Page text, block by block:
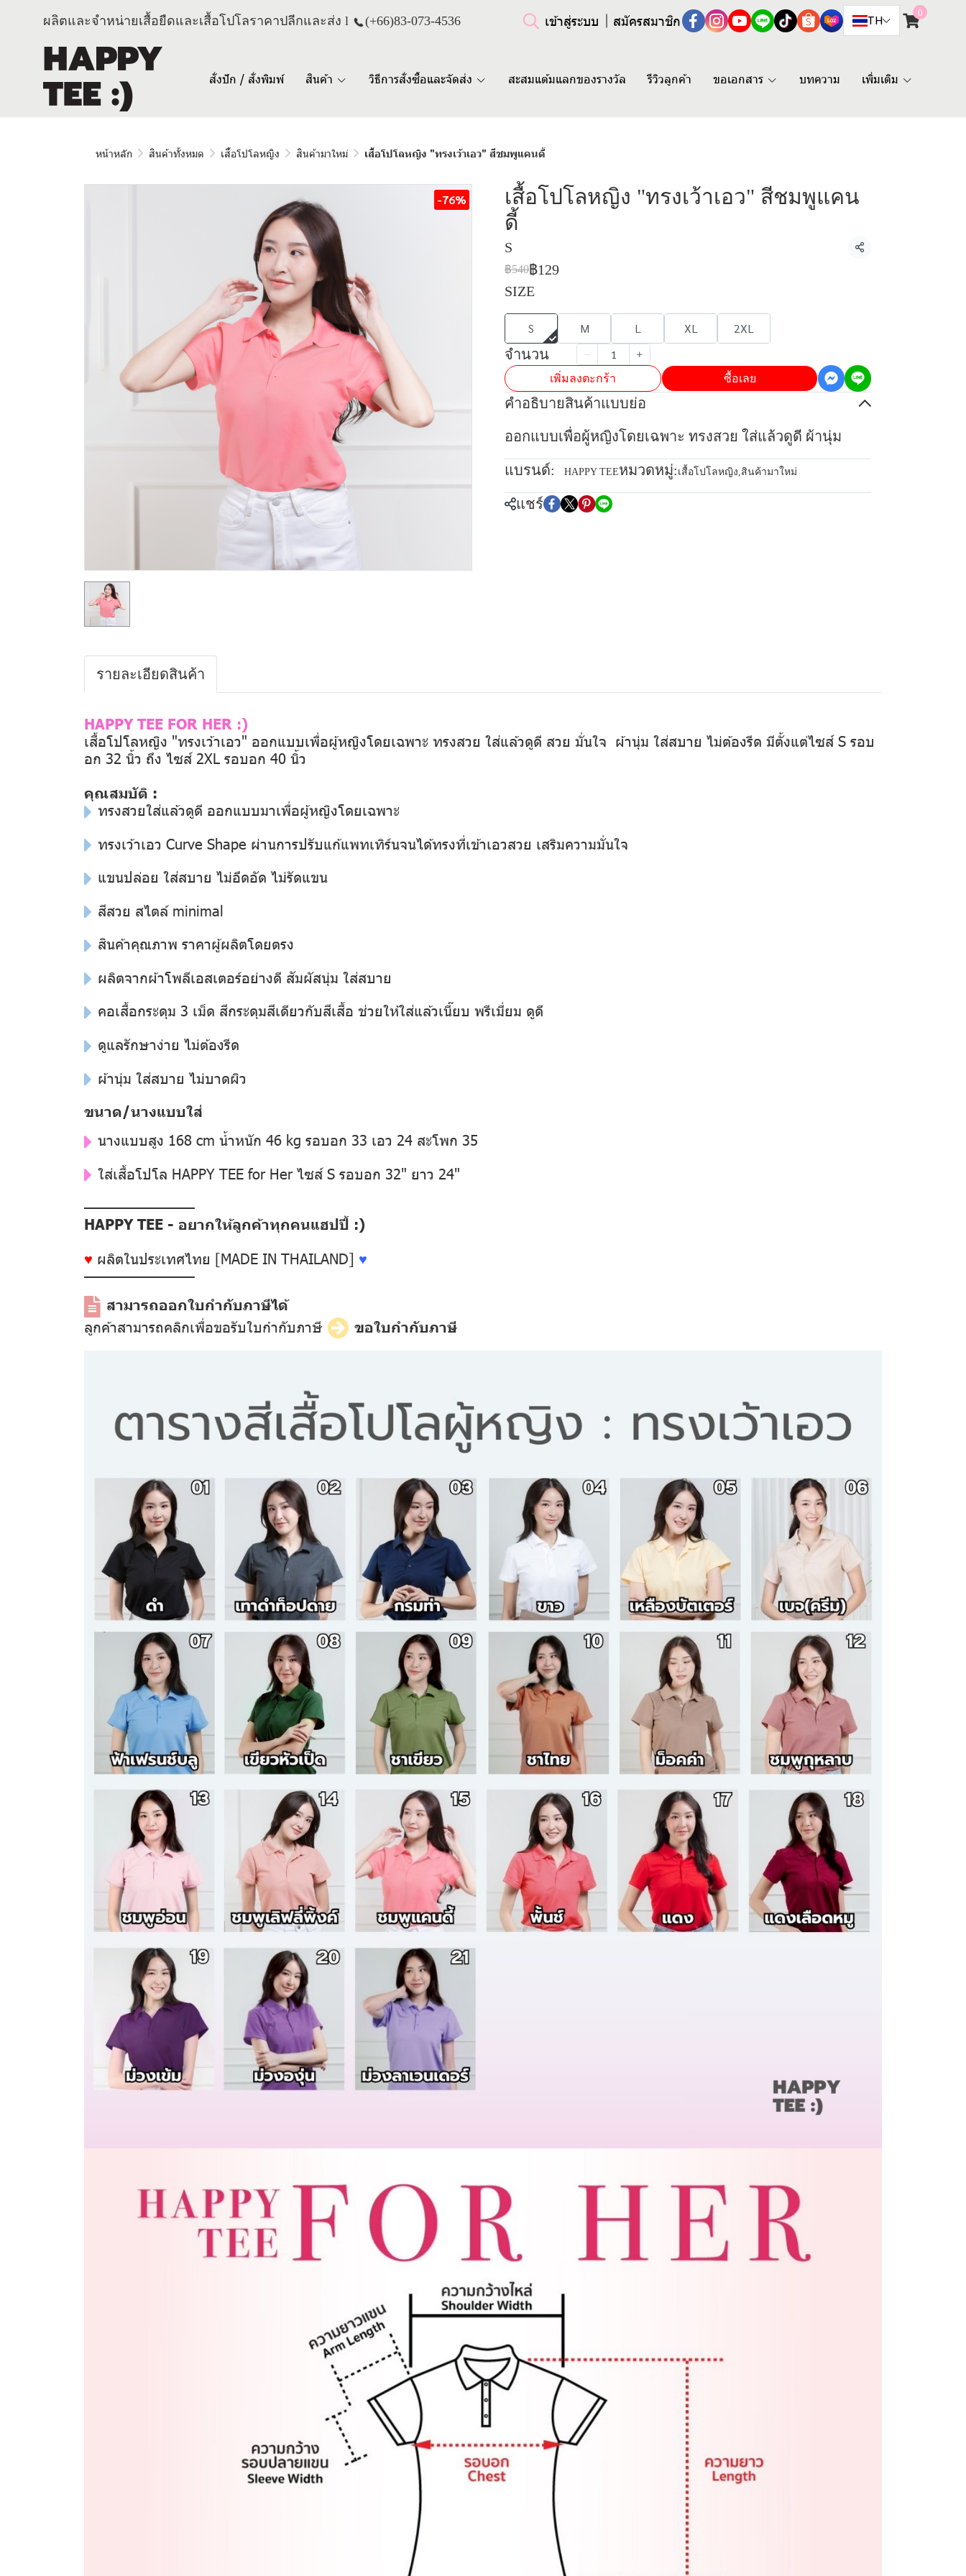
ผลิตและจำหน่ายเสื้อยืดและเสื้อโปโลราคาปลีกและส่ง l (+66)83-073-4536 เข้าสู่ระบบ สมัครสมาชิก TH
0
สั่งปัก / สั่งพิมพ์ สินค้า วิธีการสั่งซื้อและจัดส่ง สะสมแต้มแลกของรางวัล รีวิวลูกค้า ขอเอกสาร บทความ เพิ่มเติม
หน้าหลัก สินค้าทั้งหมด เสื้อโปโลหญิง สินค้ามาใหม่ เสื้อโปโลหญิง "ทรงเว้าเอว" สีชมพูแคนดี้
-76%
เสื้อโปโลหญิง "ทรงเว้าเอว" สีชมพูแคน
ดี้
S
แชร์
฿540฿129
SIZE
S M L XL 2XL
จำนวน
เพิ่มลงตะกร้า ซื้อเลย
คำอธิบายสินค้าแบบย่อ
ออกแบบเพื่อผู้หญิงโดยเฉพาะ ทรงสวย ใส่แล้วดูดี ผ้านุ่ม
แบรนด์: HAPPY TEEหมวดหมู่: เสื้อโปโลหญิง,สินค้ามาใหม่
แชร์
รายละเอียดสินค้า
HAPPY TEE FOR HER :)
เสื้อโปโลหญิง "ทรงเว้าเอว" ออกแบบเพื่อผู้หญิงโดยเฉพาะ ทรงสวย ใส่แล้วดูดี สวย มั่นใจ ผ้านุ่ม ใส่สบาย ไม่ต้องรีด มีตั้งแต่ไซส์ S รอบ
อก 32 นิ้ว ถึง ไซส์ 2XL รอบอก 40 นิ้ว
คุณสมบัติ :
ทรงสวยใส่แล้วดูดี ออกแบบมาเพื่อผู้หญิงโดยเฉพาะ
ทรงเว้าเอว Curve Shape ผ่านการปรับแก้แพทเทิร์นจนได้ทรงที่เข้าเอวสวย เสริมความมั่นใจ
แขนปล่อย ใส่สบาย ไม่อึดอัด ไม่รัดแขน
สีสวย สไตล์ minimal
สินค้าคุณภาพ ราคาผู้ผลิตโดยตรง
ผลิตจากผ้าโพลีเอสเตอร์อย่างดี สัมผัสนุ่ม ใส่สบาย
คอเสื้อกระดุม 3 เม็ด สีกระดุมสีเดียวกับสีเสื้อ ช่วยให้ใส่แล้วเนี๊ยบ พรีเมี่ยม ดูดี
ดูแลรักษาง่าย ไม่ต้องรีด
ผ้านุ่ม ใส่สบาย ไม่บาดผิว
ขนาด/นางแบบใส่
นางแบบสูง 168 cm น้ำหนัก 46 kg รอบอก 33 เอว 24 สะโพก 35
ใส่เสื้อโปโล HAPPY TEE for Her ไซส์ S รอบอก 32" ยาว 24"
––––––––––––––
HAPPY TEE - อยากให้ลูกค้าทุกคนแฮปปี้ :)
♥ ผลิตในประเทศไทย [MADE IN THAILAND] ♥
––––––––––––––
สามารถออกใบกำกับภาษีได้
ลูกค้าสามารถคลิกเพื่อขอรับใบกำกับภาษี
ขอใบกำกับภาษี